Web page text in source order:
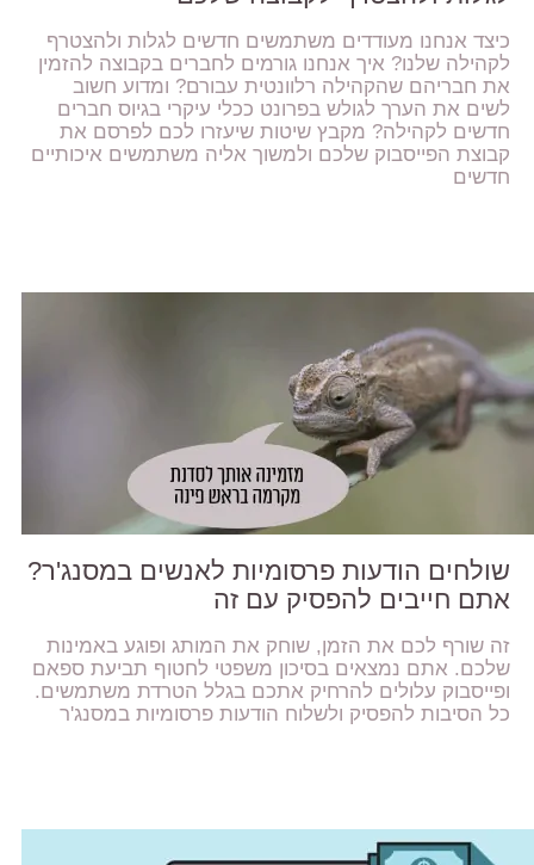
כיצד אנחנו מעודדים משתמשים חדשים לגלות ולהצטרף
לקהילה שלנו? איך אנחנו גורמים לחברים בקבוצה להזמין
את חבריהם שהקהילה רלוונטית עבורם? ומדוע חשוב
לשים את הערך לגולש בפרונט ככלי עיקרי בגיוס חברים
חדשים לקהילה? מקבץ שיטות שיעזרו לכם לפרסם את
קבוצת הפייסבוק שלכם ולמשוך אליה משתמשים איכותיים
חדשים
שולחים הודעות פרסומיות לאנשים במסנג'ר?
אתם חייבים להפסיק עם זה
זה שורף לכם את הזמן, שוחק את המותג ופוגע באמינות
שלכם. אתם נמצאים בסיכון משפטי לחטוף תביעת ספאם
ופייסבוק עלולים להרחיק אתכם בגלל הטרדת משתמשים.
כל הסיבות להפסיק ולשלוח הודעות פרסומיות במסנג'ר